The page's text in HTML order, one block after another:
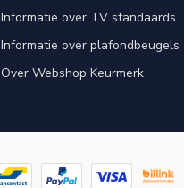
Informatie over TV standaards
Informatie over plafondbeugels
Over Webshop Keurmerk